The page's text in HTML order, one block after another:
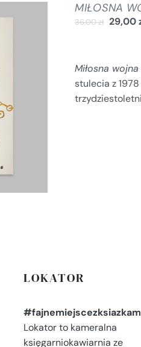
MIŁOSNA
36,00zł 29,00
Miłosna
stulecia z
LOKATOR
Lokator to kameralna
księgarniokawiarnia ze